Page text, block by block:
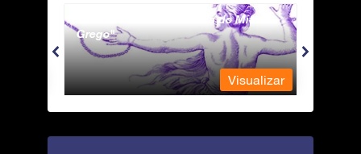
Andromeda - A Princesa do Mito
Grego
Visualizar